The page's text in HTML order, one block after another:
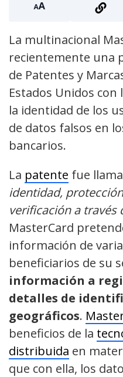
La multinacional
recientemente una
de Patentes y
Estados Unidos
la identidad de los
de datos falsos en
bancarios.
La patente fue
identidad,
verificación a través
MasterCard
información de
beneficiarios de su
información a
detalles de
geográficos.
beneficios de la
distribuida en
que con ella, los